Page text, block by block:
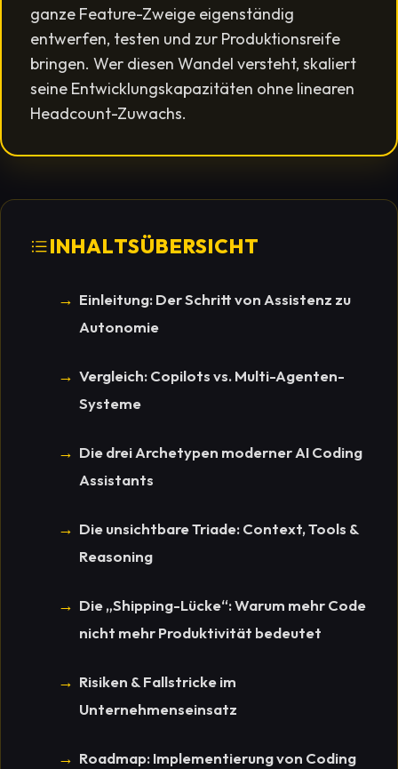
ganze Feature-Zweige eigenständig
entwerfen, testen und zur Produktionsreife
bringen. Wer diesen Wandel versteht, skaliert
seine Entwicklungskapazitäten ohne linearen
Headcount-Zuwachs.
INHALTSÜBERSICHT
Einleitung: Der Schritt von Assistenz zu
Autonomie
Vergleich: Copilots vs. Multi-Agenten-
Systeme
Die drei Archetypen moderner AI Coding
Assistants
Die unsichtbare Triade: Context, Tools &
Reasoning
Die „Shipping-Lücke“: Warum mehr Code
nicht mehr Produktivität bedeutet
Risiken & Fallstricke im
Unternehmenseinsatz
Roadmap: Implementierung von Coding